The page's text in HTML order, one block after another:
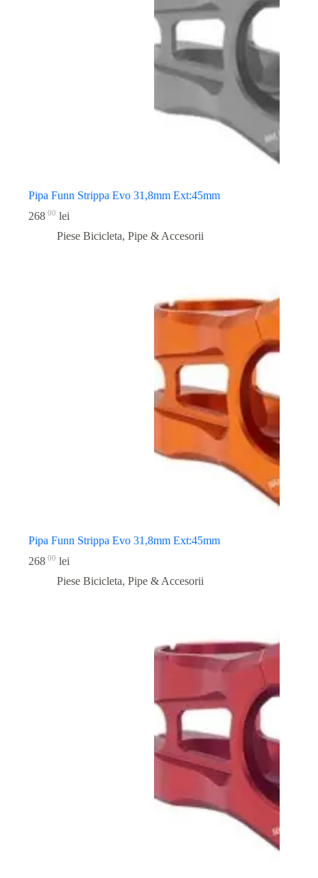
Pipa Funn Strippa Evo 31,8mm Ext:45mm
268 00 lei
Piese Bicicleta, Pipe & Accesorii
Pipa Funn Strippa Evo 31,8mm Ext:45mm
268 00 lei
Piese Bicicleta, Pipe & Accesorii